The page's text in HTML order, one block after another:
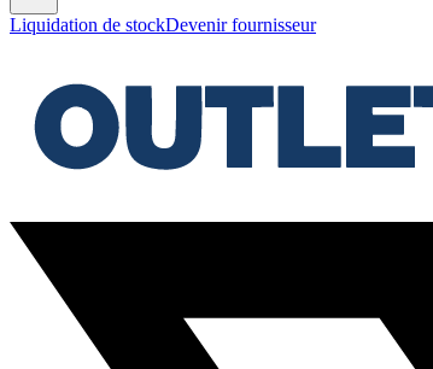
Liquidation de stockDevenir fournisseur